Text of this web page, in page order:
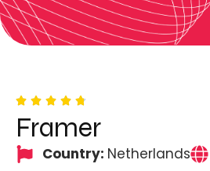
Framer
Country: Netherlands